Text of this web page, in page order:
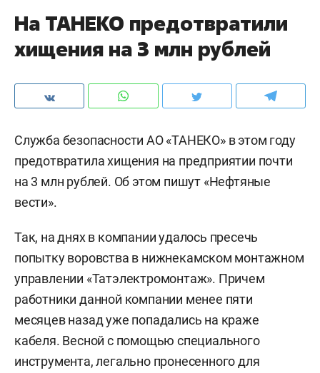
На ТАНЕКО предотвратили
хищения на 3 млн рублей
Служба безопасности АО «ТАНЕКО» в этом году
предотвратила хищения на предприятии почти
на 3 млн рублей. Об этом пишут «Нефтяные
вести».
Так, на днях в компании удалось пресечь
попытку воровства в нижнекамском монтажном
управлении «Татэлектромонтаж». Причем
работники данной компании менее пяти
месяцев назад уже попадались на краже
кабеля. Весной с помощью специального
инструмента, легально пронесенного для